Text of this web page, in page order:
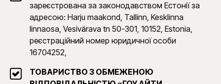
зареєстрована за законодавством Естонії за
адресою: Harju maakond, Tallinn, Kesklinna
linnaosa, Vesivärava tn 50-301, 10152, Estonia,
реєстраційний номер юридичної особи
16704252,
ТОВАРИСТВО З ОБМЕЖЕНОЮ